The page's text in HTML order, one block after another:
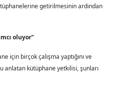
getirilmesinin ardından
oluyor"
için birçok çalışma yaptığını ve
anlatan kütüphane yetkilisi, şunları